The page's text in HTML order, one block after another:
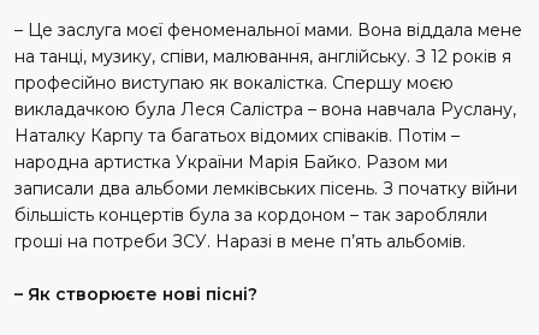
– Це заслуга моєї феноменальної мами. Вона віддала мене
на танці, музику, співи, малювання, англійську. З 12 років я
професійно виступаю як вокалістка. Спершу моєю
викладачкою була Леся Салістра – вона навчала Руслану,
Наталку Карпу та багатьох відомих співаків. Потім –
народна артистка України Марія Байко. Разом ми
записали два альбоми лемківських пісень. З початку війни
більшість концертів була за кордоном – так заробляли
гроші на потреби ЗСУ. Наразі в мене п’ять альбомів.
– Як створюєте нові пісні?